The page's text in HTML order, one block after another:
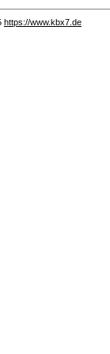
https://www.kbx7.de